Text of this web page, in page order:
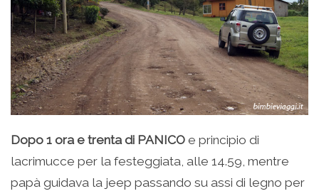
Dopo 1 ora e trenta di PANICO e principio di
lacrimucce per la festeggiata, alle 14.59, mentre
papà guidava la jeep passando su assi di legno per